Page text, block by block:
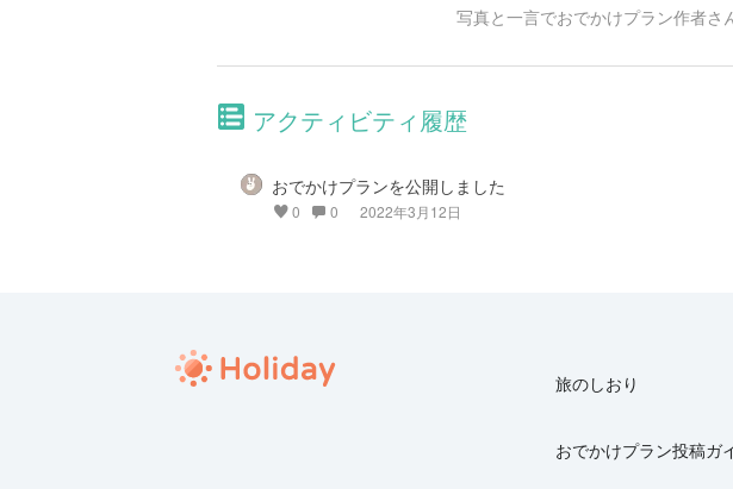
写真と一言でおでかけプラン作者さ
アクティビティ履歴
おでかけプランを公開しました
0 0 2022年3月12日
旅のしおり
おでかけプラン投稿ガ